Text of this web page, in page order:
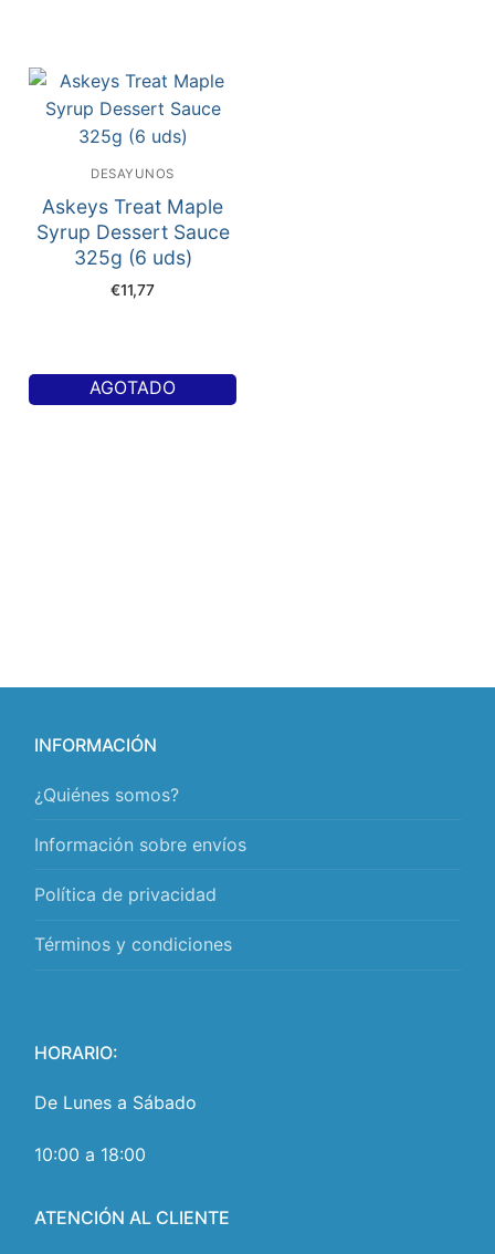
DESAYUNOS
Askeys Treat Maple
Syrup Dessert Sauce
325g (6 uds)
€11,77
AGOTADO
INFORMACIÓN
¿Quiénes somos?
Información sobre envíos
Política de privacidad
Términos y condiciones
HORARIO:
De Lunes a Sábado
10:00 a 18:00
ATENCIÓN AL CLIENTE